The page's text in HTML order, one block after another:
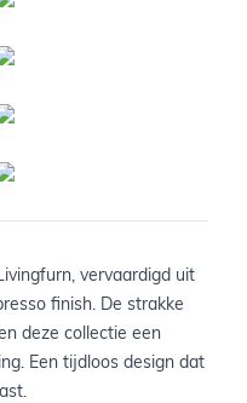
vervaardigd uit
finish. De strakke
deze collectie een
Een tijdloos design dat